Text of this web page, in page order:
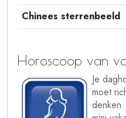
Chinees sterrenbeeld
Horoscoop van
Je
moet